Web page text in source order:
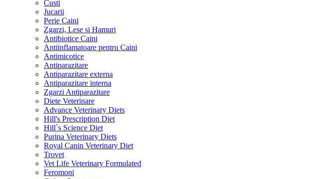
Custi
Jucarii
Perie Caini
Zgarzi, Lese si Hamuri
Antibiotice Caini
Antiinflamatoare pentru Caini
Antimicotice
Antiparazitare
Antiparazitare externa
Antiparazitare interna
Zgarzi Antiparazitare
Diete Veterinare
Advance Veterinary Diets
Hill's Prescription Diet
Hill`s Science Diet
Purina Veterinary Diets
Royal Canin Veterinary Diet
Trovet
Vet Life Veterinary Formulated
Feromoni